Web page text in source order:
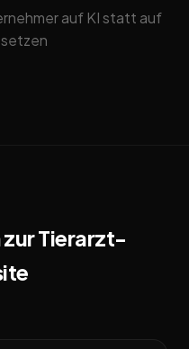
auf KI statt auf
Tierarzt-